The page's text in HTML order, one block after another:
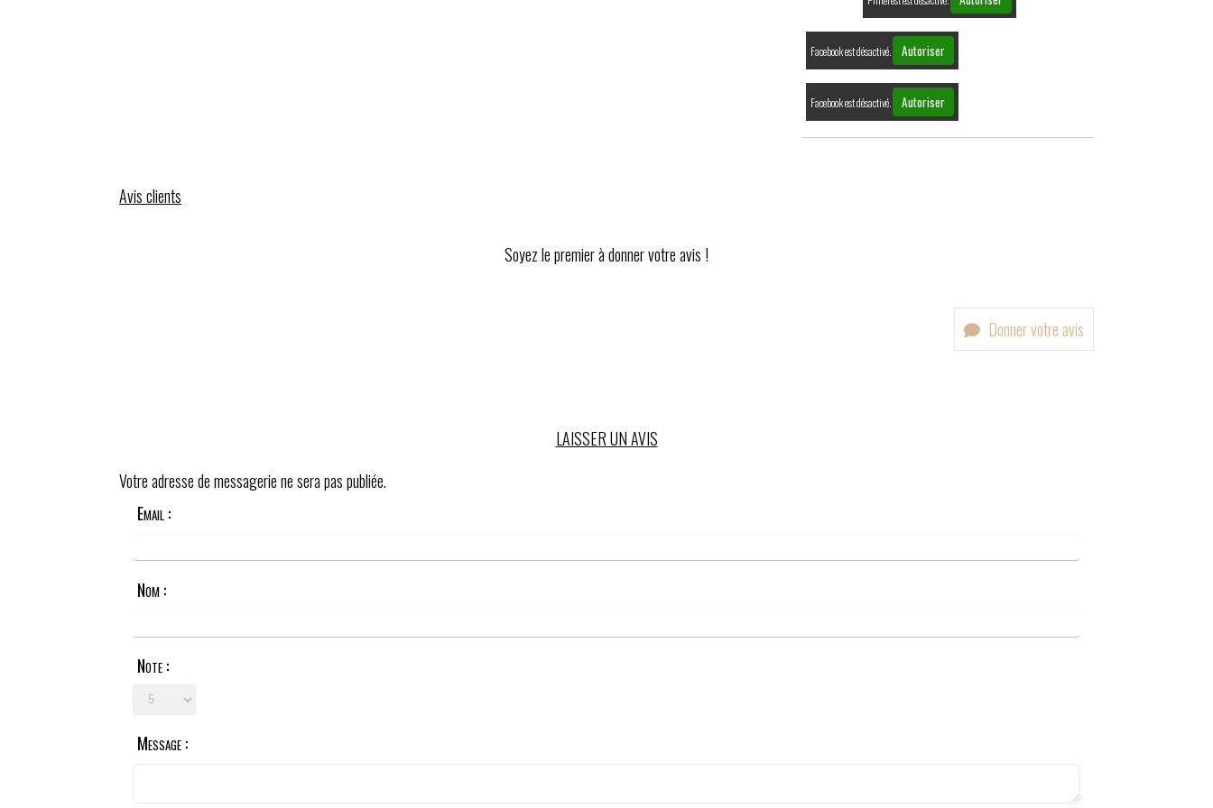
Facebook est désactivé. Autoriser
Facebook est désactivé. Autoriser
Avis clients
Soyez le premier à donner votre avis !
Donner votre avis
LAISSER UN AVIS
Votre adresse de messagerie ne sera pas publiée.
Email :
Nom :
Note :
Message :